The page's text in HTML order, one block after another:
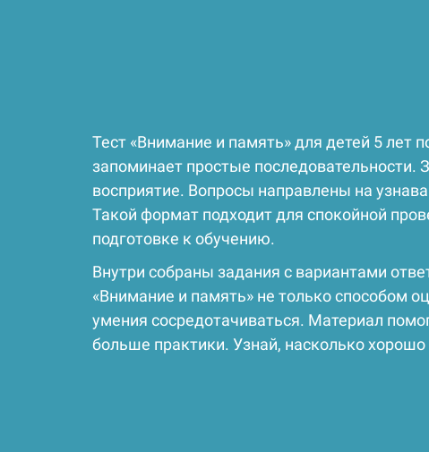
Тест «Внимание и память» для детей 5 лет
запоминает простые последовательности.
восприятие. Вопросы направлены на
Такой формат подходит для спокойной
подготовке к обучению.
Внутри собраны задания с вариантами
«Внимание и память» не только способом
умения сосредотачиваться. Материал
больше практики. Узнай, насколько